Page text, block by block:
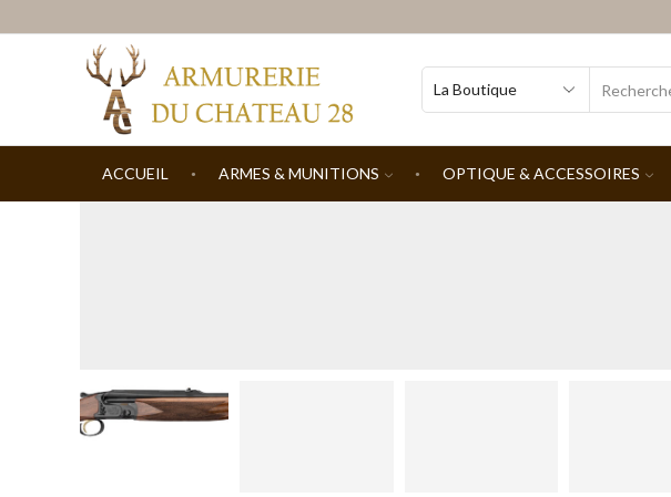
ACCUEIL ARMES & MUNITIONS OPTIQUE & ACCESSOIRES